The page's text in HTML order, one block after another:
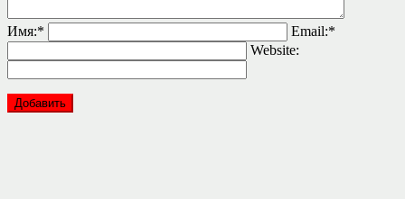
Имя:* Email:*
Website: